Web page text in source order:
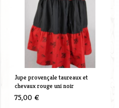
Jupe provençale taureaux et
chevaux rouge uni noir
75,00 €